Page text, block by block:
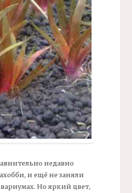
недавно
и ещё не заняли
Но яркий цвет,